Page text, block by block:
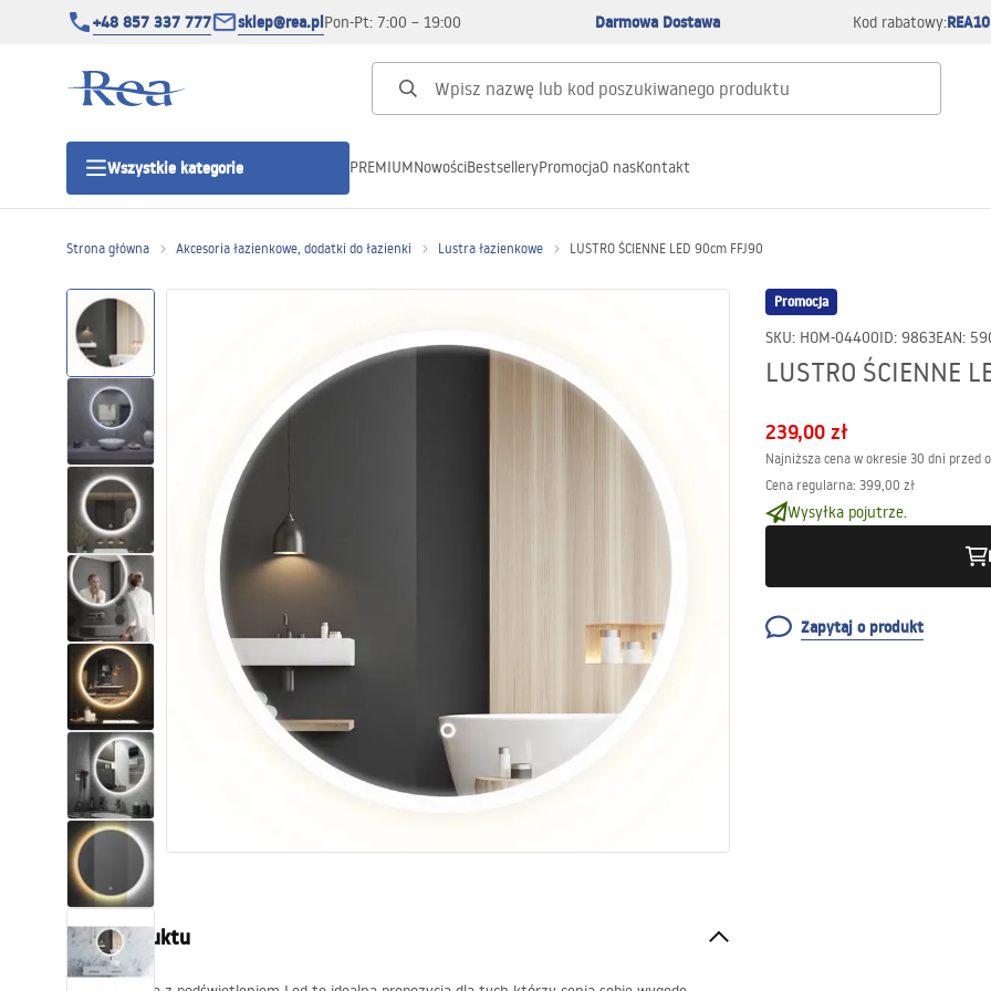
+48 857 337 777 sklep@rea.plPon-Pt: 7:00 – 19:00 Darmowa Dostawa Kod rabatowy:REA10
Wszystkie kategorie
Kategorie produktowe
Kabiny prysznicowe
Drzwi prysznicowe
Brodziki prysznicowe
Odpływy liniowe
Toalety, ubikacje
Umywalki
Wanny i parawany
Baterie
Natryski
Kuchnia
Akcesoria i meble łazienkowe
PREMIUMNowościBestselleryPromocjaO nasKontakt
Strona główna Akcesoria łazienkowe, dodatki do łazienki Lustra łazienkowe LUSTRO ŚCIENNE LED 90cm FFJ90
Promocja
SKU: HOM-04400ID: 9863EAN:
LUSTRO ŚCIENNE
239,00 zł
Najniższa cena w okresie 30 dni przed
Cena regularna: 399,00 zł
Wysyłka pojutrze.
Zapytaj o produkt
Opis produktu